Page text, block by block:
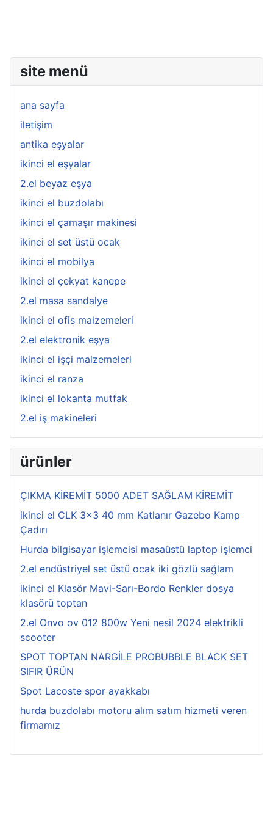
site menü
ana sayfa
iletişim
antika eşyalar
ikinci el eşyalar
2.el beyaz eşya
ikinci el buzdolabı
ikinci el çamaşır makinesi
ikinci el set üstü ocak
ikinci el mobilya
ikinci el çekyat kanepe
2.el masa sandalye
ikinci el ofis malzemeleri
2.el elektronik eşya
ikinci el işçi malzemeleri
ikinci el ranza
ikinci el lokanta mutfak
2.el iş makineleri
ürünler
ÇIKMA KİREMİT 5000 ADET SAĞLAM KİREMİT
ikinci el CLK 3x3 40 mm Katlanır Gazebo Kamp
Çadırı
Hurda bilgisayar işlemcisi masaüstü laptop işlemci
2.el endüstriyel set üstü ocak iki gözlü sağlam
ikinci el Klasör Mavi-Sarı-Bordo Renkler dosya
klasörü toptan
2.el Onvo ov 012 800w Yeni nesil 2024 elektrikli
scooter
SPOT TOPTAN NARGİLE PROBUBBLE BLACK SET
SIFIR ÜRÜN
Spot Lacoste spor ayakkabı
hurda buzdolabı motoru alım satım hizmeti veren
firmamız